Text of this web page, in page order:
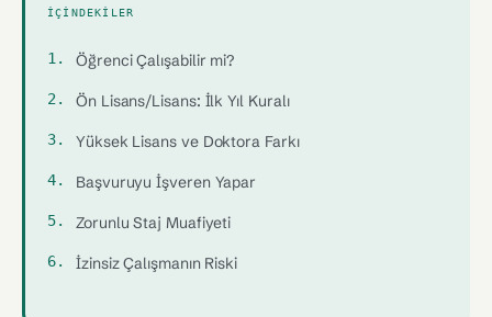
İÇINDEKILER
Öğrenci Çalışabilir mi?
Ön Lisans/Lisans: İlk Yıl Kuralı
Yüksek Lisans ve Doktora Farkı
Başvuruyu İşveren Yapar
Zorunlu Staj Muafiyeti
İzinsiz Çalışmanın Riski